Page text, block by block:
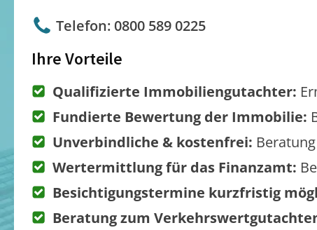
Telefon: 0800 589 0225
Ihre Vorteile
Qualifizierte Immobiliengutachter:
Fundierte Bewertung der Immobilie:
Unverbindliche & kostenfrei:
Wertermittlung für das Finanzamt:
Besichtigungstermine kurzfristig
Beratung zum